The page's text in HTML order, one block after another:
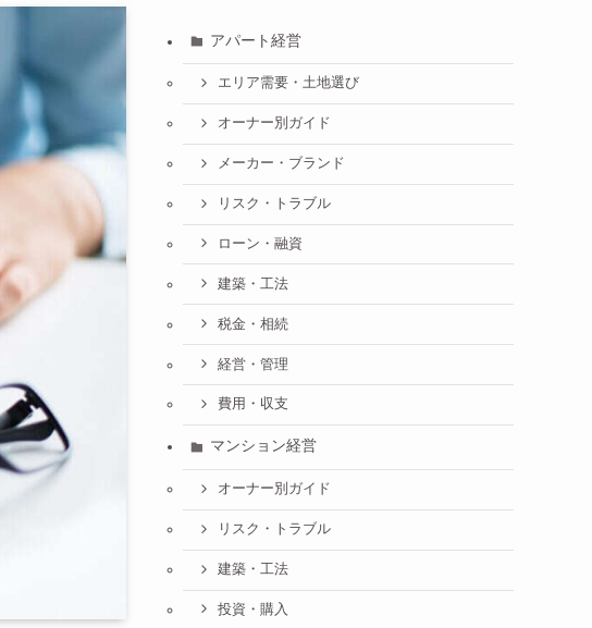
アパート経営
エリア需要・土地選び
オーナー別ガイド
メーカー・ブランド
リスク・トラブル
ローン・融資
建築・工法
税金・相続
経営・管理
費用・収支
マンション経営
オーナー別ガイド
リスク・トラブル
建築・工法
投資・購入